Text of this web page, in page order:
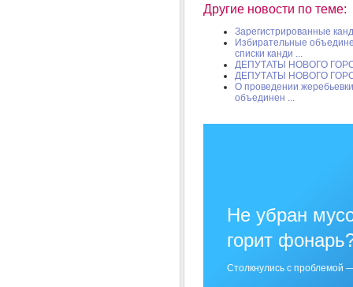
Другие новости по теме:
Зарегистрированные
Избирательные
списки канди ...
ДЕПУТАТЫ НОВОГО
ДЕПУТАТЫ НОВОГО
О проведении
объединен ...
Не убран
горит
Столкнулись с проблемой